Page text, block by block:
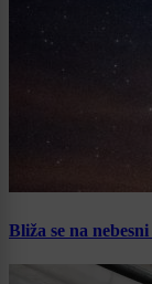
Bliža se na